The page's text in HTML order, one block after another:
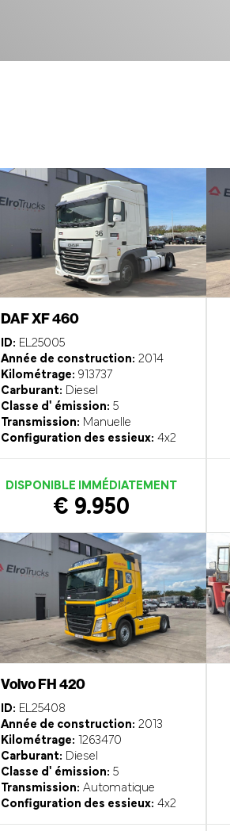
DAF XF 460
ID: EL25005
Année de construction: 2014
Kilométrage: 913737
Carburant: Diesel
Classe d' émission: 5
Transmission: Manuelle
Configuration des essieux: 4x2
DISPONIBLE IMMÉDIATEMENT
€ 9.950
Volvo FH 420
ID: EL25408
Année de construction: 2013
Kilométrage: 1263470
Carburant: Diesel
Classe d' émission: 5
Transmission: Automatique
Configuration des essieux: 4x2